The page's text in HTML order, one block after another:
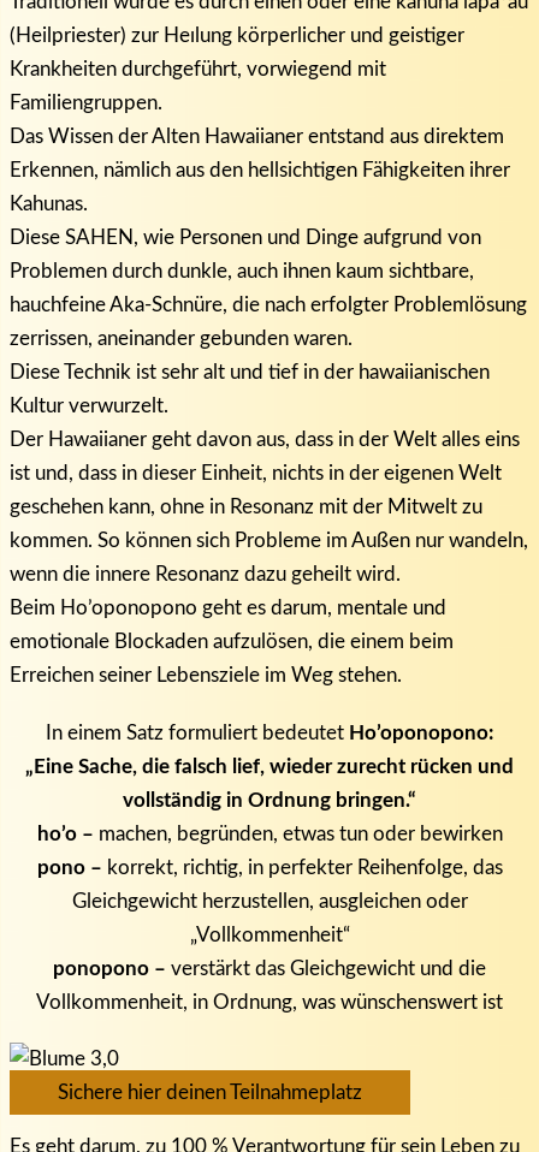
(Heilpriester) zur Heılung körperlicher und geistiger
Krankheiten durchgeführt, vorwiegend mit
Familiengruppen.
Das Wissen der Alten Hawaiianer entstand aus direktem
Erkennen, nämlich aus den hellsichtigen Fähigkeiten ihrer
Kahunas.
Diese SAHEN, wie Personen und Dinge aufgrund von
Problemen durch dunkle, auch ihnen kaum sichtbare,
hauchfeine Aka-Schnüre, die nach erfolgter Problemlösung
zerrissen, aneinander gebunden waren.
Diese Technik ist sehr alt und tief in der hawaiianischen
Kultur verwurzelt.
Der Hawaiianer geht davon aus, dass in der Welt alles eins
ist und, dass in dieser Einheit, nichts in der eigenen Welt
geschehen kann, ohne in Resonanz mit der Mitwelt zu
kommen. So können sich Probleme im Außen nur wandeln,
wenn die innere Resonanz dazu geheilt wird.
Beim Ho’oponopono geht es darum, mentale und
emotionale Blockaden aufzulösen, die einem beim
Erreichen seiner Lebensziele im Weg stehen.
In einem Satz formuliert bedeutet Ho’oponopono:
„Eine Sache, die falsch lief, wieder zurecht rücken und
vollständig in Ordnung bringen.“
ho’o – machen, begründen, etwas tun oder bewirken
pono – korrekt, richtig, in perfekter Reihenfolge, das
Gleichgewicht herzustellen, ausgleichen oder
„Vollkommenheit“
ponopono – verstärkt das Gleichgewicht und die
Vollkommenheit, in Ordnung, was wünschenswert ist
Sichere hier deinen Teilnahmeplatz
Es geht darum, zu 100 % Verantwortung für sein Leben zu